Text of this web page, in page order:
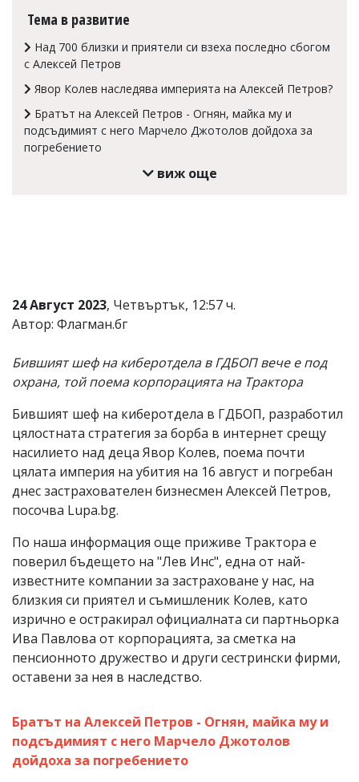
Коментарите
статиите
редакцията
моля
сигнализирайте
Тема в развитие
Над 700 близки и приятели си взеха последно сбогом
с Алексей Петров
Явор Колев наследява империята на Алексей Петров?
Братът на Алексей Петров - Огнян, майка му и
подсъдимият с него Марчело Джотолов дойдоха за
погребението
виж още
24 Август 2023, Четвъртък, 12:57 ч.
Автор: Флагман.бг
Бившият шеф на киберотдела в ГДБОП вече е под
охрана, той поема корпорацията на Трактора
Бившият шеф на киберотдела в ГДБОП, разработил
цялостната стратегия за борба в интернет срещу
насилието над деца Явор Колев, поема почти
цялата империя на убития на 16 август и погребан
днес застрахователен бизнесмен Алексей Петров,
посочва Lupa.bg.
По наша информация още приживе Трактора е
поверил бъдещето на "Лев Инс", една от най-
известните компании за застраховане у нас, на
близкия си приятел и съмишленик Колев, като
изрично е остракирал официалната си партньорка
Ива Павлова от корпорацията, за сметка на
пенсионното дружество и други сестрински фирми,
оставени за нея в наследство.
Братът на Алексей Петров - Огнян, майка му и
подсъдимият с него Марчело Джотолов
дойдоха за погребението